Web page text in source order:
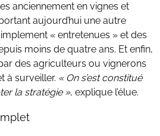
anciennement en vignes et
aujourd’hui une autre
« entretenues » et des
moins de quatre ans. Et enfin,
des agriculteurs ou vignerons
à surveiller. « On s’est constitué
la stratégie », explique l’élue.